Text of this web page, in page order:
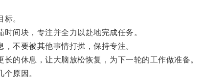
。
间块，专注并全力以赴地完成任务。
不要被其他事情打扰，保持专注。
休息，让大脑放松恢复，为下一轮的工作做准备。
原因。